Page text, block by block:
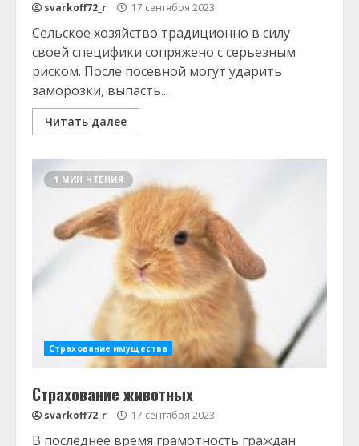
svarkoff72_r 17 сентября 2023
Сельское хозяйство традиционно в силу
своей специфики сопряжено с серьезным
риском. После посевной могут ударить
заморозки, выпасть...
Читать далее
1 МИН ЧТЕНИЯ
Страхование имущества
Страхование животных
svarkoff72_r 17 сентября 2023
В последнее время грамотность граждан